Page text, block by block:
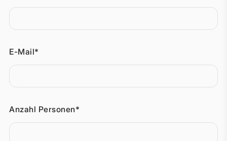
E-Mail*
Anzahl Personen*